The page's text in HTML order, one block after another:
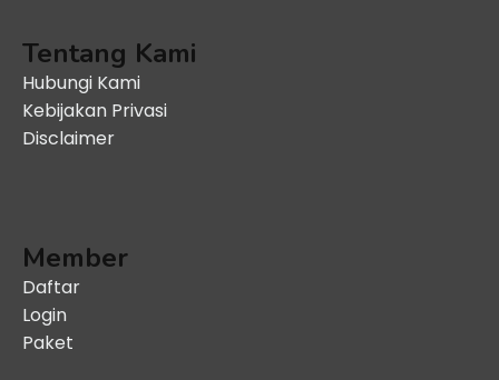
Tentang Kami
Hubungi Kami
Kebijakan Privasi
Disclaimer
Member
Daftar
Login
Paket